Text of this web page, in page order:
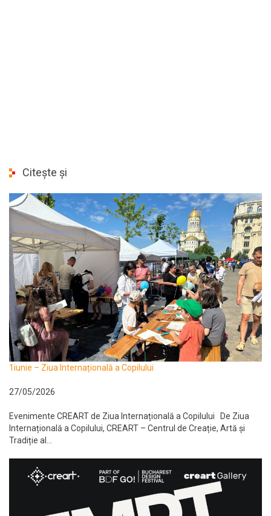
Citește și
1iunie – Ziua Internațională a Copilului
27/05/2026
Evenimente CREART de Ziua Internațională a Copilului De Ziua
Internațională a Copilului, CREART – Centrul de Creație, Artă și
Tradiție al...